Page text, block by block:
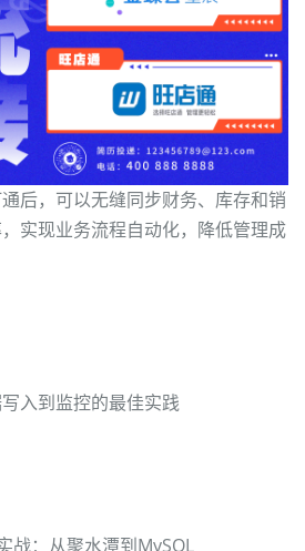
后，可以无缝同步财务、库存和销
实现业务流程自动化，降低管理成
入到监控的最佳实践
战：从聚水潭到MySQL